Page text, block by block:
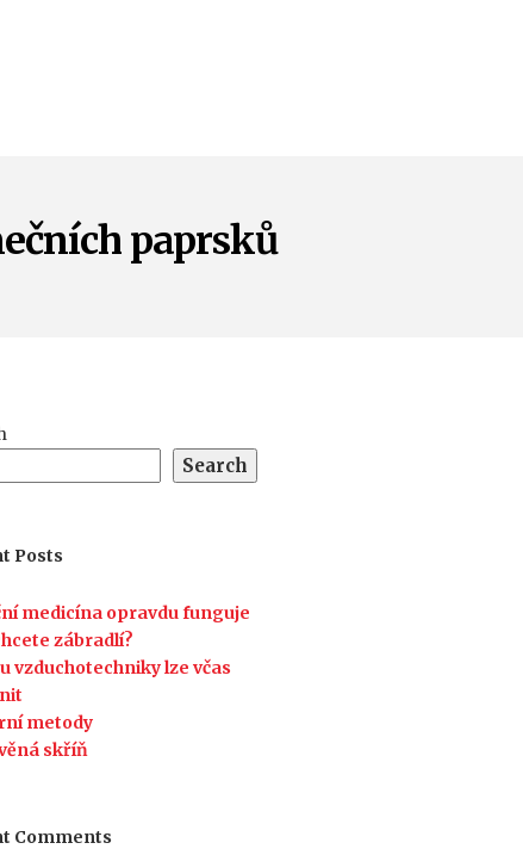
paprsků
Search
Posts
medicína opravdu funguje
zábradlí?
vzduchotechniky lze včas
metody
skříň
Comments